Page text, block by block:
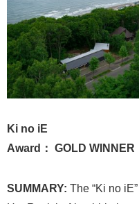
Ki no iE
Award： GOLD WINNER
SUMMARY: The “Ki no